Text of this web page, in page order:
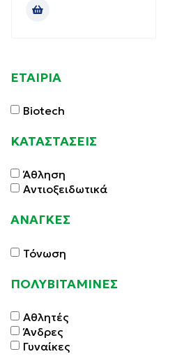
ΕΤΑΙΡΙΑ
Biotech
ΚΑΤΑΣΤΑΣΕΙΣ
Άθληση
Αντιοξειδωτικά
ΑΝΑΓΚΕΣ
Τόνωση
ΠΟΛΥΒΙΤΑΜΙΝΕΣ
Αθλητές
Άνδρες
Γυναίκες